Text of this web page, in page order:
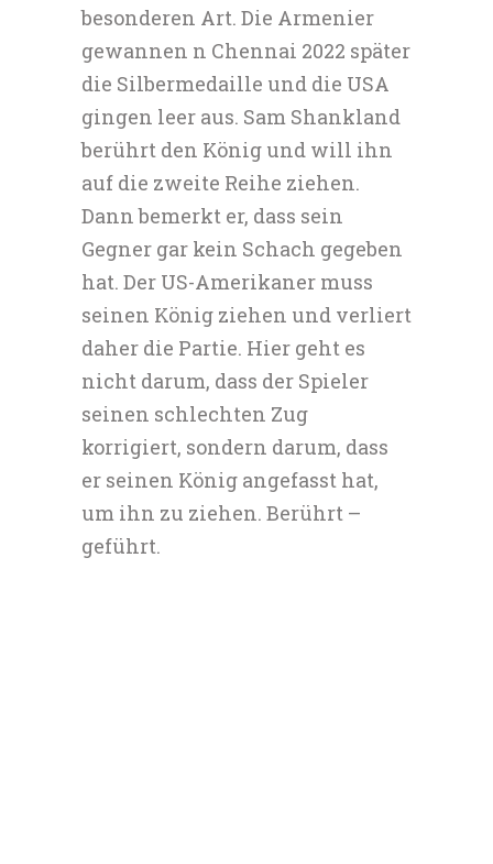
besonderen Art. Die Armenier
gewannen n Chennai 2022 später
die Silbermedaille und die USA
gingen leer aus. Sam Shankland
berührt den König und will ihn
auf die zweite Reihe ziehen.
Dann bemerkt er, dass sein
Gegner gar kein Schach gegeben
hat. Der US-Amerikaner muss
seinen König ziehen und verliert
daher die Partie. Hier geht es
nicht darum, dass der Spieler
seinen schlechten Zug
korrigiert, sondern darum, dass
er seinen König angefasst hat,
um ihn zu ziehen. Berührt –
geführt.